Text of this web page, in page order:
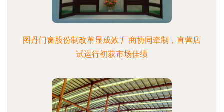
图丹门窗股份制改革显成效 厂商协同牵制，直营店
试运行初获市场佳绩